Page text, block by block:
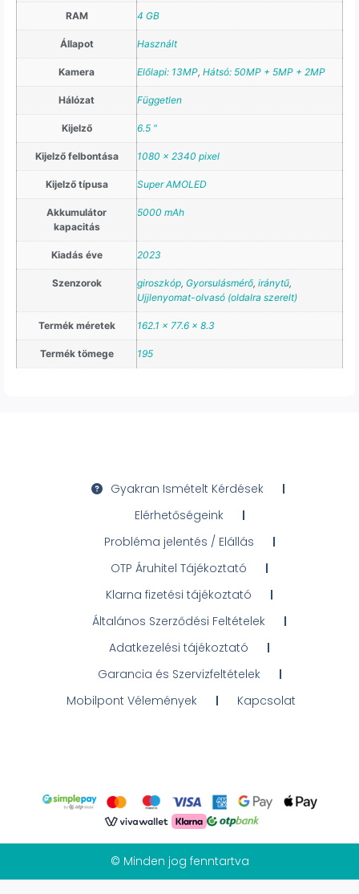
RAM 4 GB
Állapot Használt
Kamera Előlapi: 13MP, Hátsó: 50MP + 5MP + 2MP
Hálózat Független
Kijelző 6.5 "
Kijelző felbontása 1080 x 2340 pixel
Kijelző típusa Super AMOLED
Akkumulátor
kapacitás
5000 mAh
Kiadás éve 2023
Szenzorok giroszkóp, Gyorsulásmérő, iránytű,
Ujjlenyomat-olvasó (oldalra szerelt)
Termék méretek 162.1 x 77.6 x 8.3
Termék tömege 195
Gyakran Ismételt Kérdések
Elérhetőségeink
Probléma jelentés / Elállás
OTP Áruhitel Tájékoztató
Klarna fizetési tájékoztató
Általános Szerződési Feltételek
Adatkezelési tájékoztató
Garancia és Szervizfeltételek
Mobilpont Vélemények
Kapcsolat
© Minden jog fenntartva